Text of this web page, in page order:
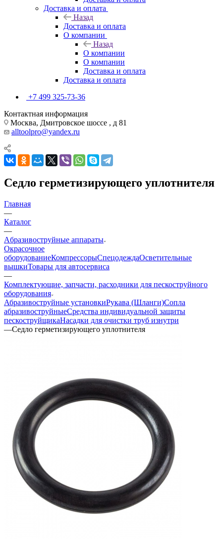
Доставка и оплата
Назад
Доставка и оплата
О компании
Назад
О компании
О компании
Доставка и оплата
Доставка и оплата
+7 499 325-73-36
Контактная информация
Москва, Дмитровское шоссе , д 81
alltoolpro@yandex.ru
Седло герметизирующего уплотнителя
Главная
—
Каталог
—
Aбразивоструйные аппараты
Окрасочное
оборудованиеКомпрессорыСпецодеждаОсветительные
вышкиТовары для автосервиса
—
Комплектующие, запчасти, расходники для пескоструйного
оборудования
Абразивоструйные установкиРукава (Шланги)Сопла
абразивоструйныеСредства индивидуальной защиты
пескоструйщикаНасадки для очистки труб изнутри
—Седло герметизирующего уплотнителя